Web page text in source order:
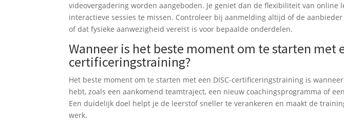
videovergadering worden aangeboden. Je geniet dan de flexibiliteit van online
interactieve sessies te missen. Controleer bij aanmelding altijd of de
of dat fysieke aanwezigheid vereist is voor bepaalde onderdelen.
Wanneer is het beste moment om te starten met
certificeringstraining?
Het beste moment om te starten met een DISC-certificeringstraining is
hebt, zoals een aankomend teamtraject, een nieuw coachingsprogramma of
Een duidelijk doel helpt je de leerstof sneller te verankeren en maakt de
werk.